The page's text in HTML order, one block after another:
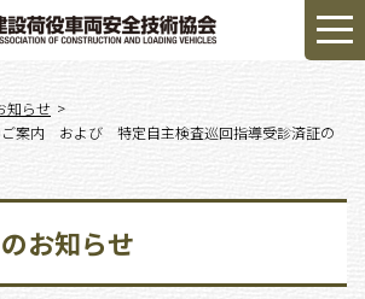
知らせ
ご案内 および 特定自主検査巡回指導受診済証の
お知らせ